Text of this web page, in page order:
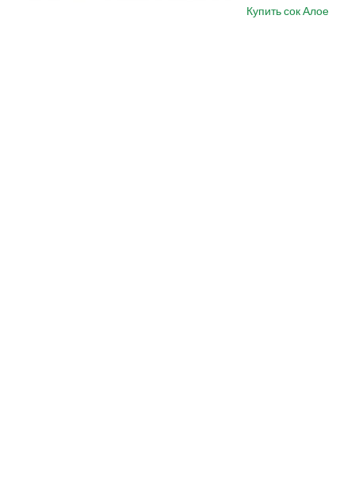
Купить сок Алое